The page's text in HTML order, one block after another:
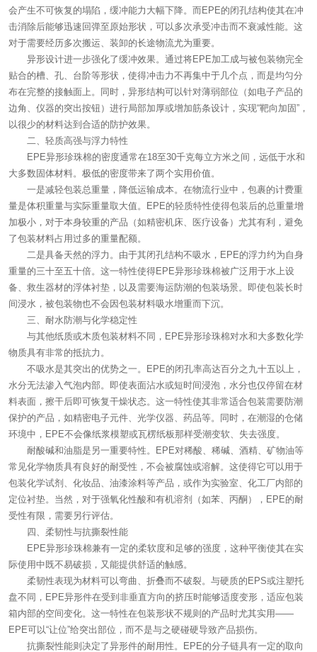
会产生不可恢复的塌陷，缓冲能力大幅下降。而EPE的闭孔结构使其在冲
击消除后能够迅速回弹至原始形状，可以多次承受冲击而不衰减性能。这
对于需要经历多次搬运、装卸的长途物流尤为重要。
异形设计进一步强化了缓冲效果。通过将EPE加工成与被包装物完全
贴合的槽、孔、台阶等形状，使得冲击力不再集中于几个点，而是均匀分
布在完整的接触面上。同时，异形结构可以针对薄弱部位（如电子产品的
边角、仪器的突出按钮）进行局部加厚或增加筋条设计，实现“靶向加固”，
以很少的材料达到合适的防护效果。
二、轻质高强与浮力特性
EPE异形珍珠棉的密度通常在18至30千克每立方米之间，远低于水和
大多数固体材料。极低的密度带来了两个实用价值。
一是减轻包装总重量，降低运输成本。在物流行业中，包裹的计费重
量是体积重量与实际重量取大值。EPE的轻质特性使得包装后的总重量增
加极小，对于本身较重的产品（如精密机床、医疗设备）尤其有利，避免
了包装材料占用过多的重量配额。
二是具备天然的浮力。由于其闭孔结构不吸水，EPE的浮力约为自身
重量的三十至五十倍。这一特性使得EPE异形珍珠棉被广泛用于水上设
备、救生器材的浮体衬垫，以及需要海运防潮的包装场景。即使包装长时
间浸水，被包装物也不会因包装材料吸水增重而下沉。
三、耐水防潮与化学稳定性
与其他纸质或木质包装材料不同，EPE异形珍珠棉对水和大多数化学
物质具有非常的抵抗力。
不吸水是其突出的优势之一。EPE的闭孔率高达百分之九十五以上，
水分无法渗入气泡内部。即使表面沾水或短时间浸泡，水分也仅停留在材
料表面，擦干后即可恢复干燥状态。这一特性使其非常适合包装需要防潮
保护的产品，如精密电子元件、光学仪器、药品等。同时，在潮湿的仓储
环境中，EPE不会像纸浆模塑或瓦楞纸板那样受潮变软、失去强度。
耐酸碱和油脂是另一重要特性。EPE对稀酸、稀碱、酒精、矿物油等
常见化学物质具有良好的耐受性，不会被腐蚀或溶解。这使得它可以用于
包装化学试剂、化妆品、油漆涂料等产品，或作为实验室、化工厂内部的
定位衬垫。当然，对于强氧化性酸和有机溶剂（如苯、丙酮），EPE的耐
受性有限，需要另行评估。
四、柔韧性与抗撕裂性能
EPE异形珍珠棉兼有一定的柔软度和足够的强度，这种平衡使其在实
际使用中既不易破损，又能提供舒适的触感。
柔韧性表现为材料可以弯曲、折叠而不破裂。与硬质的EPS或注塑托
盘不同，EPE异形件在受到非垂直方向的挤压时能够适度变形，适应包装
箱内部的空间变化。这一特性在包装形状不规则的产品时尤其实用——
EPE可以“让位”给突出部位，而不是与之硬碰硬导致产品损伤。
抗撕裂性能则决定了异形件的耐用性。EPE的分子链具有一定的取向